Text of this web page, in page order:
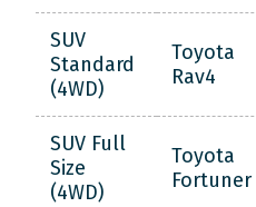
SUV
Standard
(4WD)
Toyota
Rav4
SUV Full
Size
(4WD)
Toyota
Fortuner